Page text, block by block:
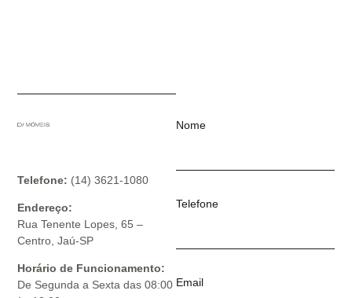
Telefone: (14) 3621-1080
Endereço:
Rua Tenente Lopes, 65 –
Centro, Jaú-SP
Horário de Funcionamento:
De Segunda a Sexta das 08:00
Nome
Telefone
Email